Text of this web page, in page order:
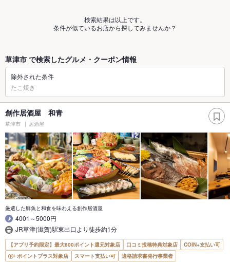
検索結果は以上です。
条件が似ているお店から探してみませんか？
草津市 で検索したグルメ・クーポン情報
除外された条件
たこ焼き
創作居酒屋 和青
草津市 居酒屋
厳選した鮮魚と和食を味わえる創作居酒屋
4001～5000円
JR草津(滋賀)駅東出口より徒歩約1分
【アプリ予約限定】最大800ポイント還元対象店 口コミ投稿特典対象店
COIN+支払い可
ポイントプラス対象店
スマート支払い可 適格請求書発行事業者